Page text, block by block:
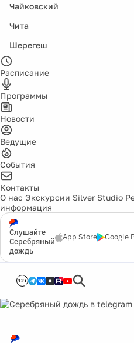
Чайковский
Чита
Шерегеш
Расписание
Программы
Новости
Ведущие
События
Контакты
О нас Экскурсии Silver Studio
информация
Слушайте
Серебряный
дождь
App Store Google
12+